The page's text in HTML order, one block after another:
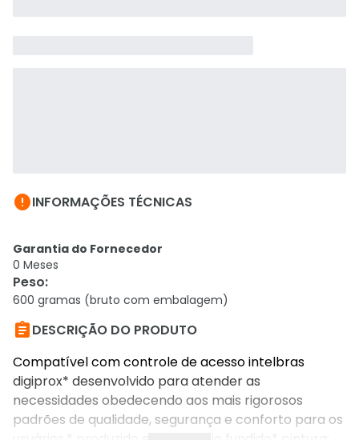
INFORMAÇÕES TÉCNICAS
Garantia do Fornecedor
0 Meses
Peso:
600 gramas (bruto com embalagem)
DESCRIÇÃO DO PRODUTO
Compatível com controle de acesso intelbras
digiprox* desenvolvido para atender as
necessidades obedecendo aos mais rigorosos
padrões de qualidade, segurança e conforto para os